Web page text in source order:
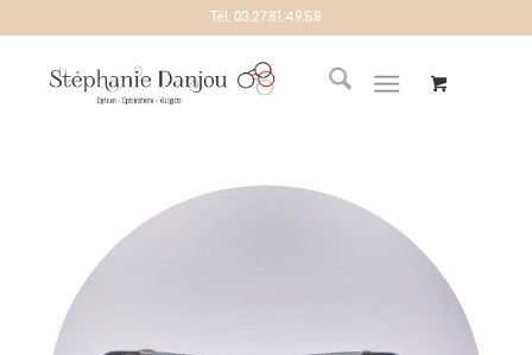
Tél: 03.27.81.49.58